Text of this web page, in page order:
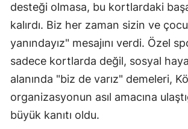
desteği olmasa, bu kortlardaki
kalırdı. Biz her zaman sizin ve
yanındayız" mesajını verdi. Özel
sadece kortlarda değil, sosyal
alanında "biz de varız" demeleri,
organizasyonun asıl amacına
büyük kanıtı oldu.